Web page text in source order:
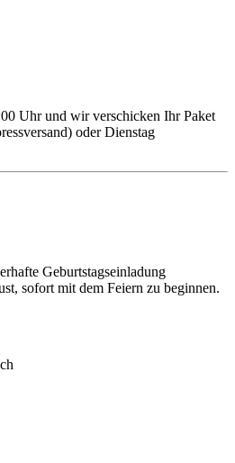
Uhr und wir verschicken Ihr Paket
oder Dienstag
Geburtstagseinladung
sofort mit dem Feiern zu beginnen.